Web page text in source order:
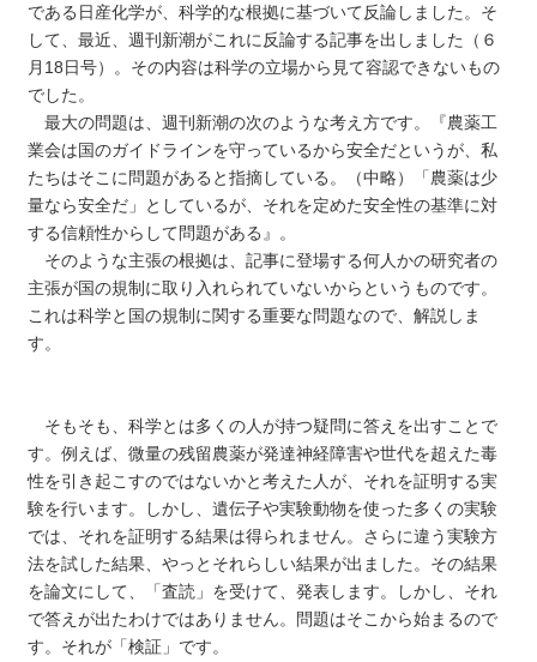
である日産化学が、科学的な根拠に基づいて反論しました。そ
して、最近、週刊新潮がこれに反論する記事を出しました（６
月18日号）。その内容は科学の立場から見て容認できないもの
でした。
最大の問題は、週刊新潮の次のような考え方です。『農薬工
業会は国のガイドラインを守っているから安全だというが、私
たちはそこに問題があると指摘している。（中略）「農薬は少
量なら安全だ」としているが、それを定めた安全性の基準に対
する信頼性からして問題がある』。
そのような主張の根拠は、記事に登場する何人かの研究者の
主張が国の規制に取り入れられていないからというものです。
これは科学と国の規制に関する重要な問題なので、解説しま
す。
そもそも、科学とは多くの人が持つ疑問に答えを出すことで
す。例えば、微量の残留農薬が発達神経障害や世代を超えた毒
性を引き起こすのではないかと考えた人が、それを証明する実
験を行います。しかし、遺伝子や実験動物を使った多くの実験
では、それを証明する結果は得られません。さらに違う実験方
法を試した結果、やっとそれらしい結果が出ました。その結果
を論文にして、「査読」を受けて、発表します。しかし、それ
で答えが出たわけではありません。問題はそこから始まるので
す。それが「検証」です。